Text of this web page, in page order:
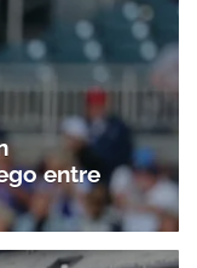
entre